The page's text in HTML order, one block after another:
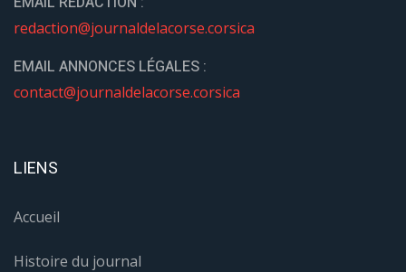
redaction@journaldelacorse.corsica
EMAIL ANNONCES LÉGALES :
contact@journaldelacorse.corsica
LIENS
Accueil
Histoire du journal